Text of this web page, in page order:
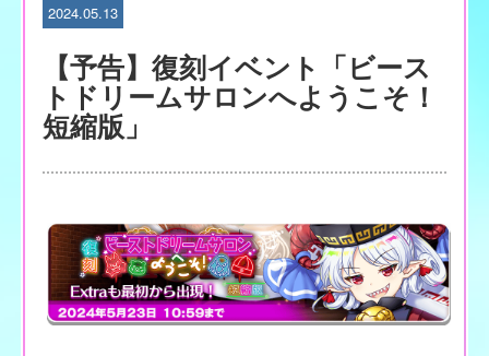
2024.05.13
【予告】復刻イベント「ビース
トドリームサロンへようこそ！
短縮版」